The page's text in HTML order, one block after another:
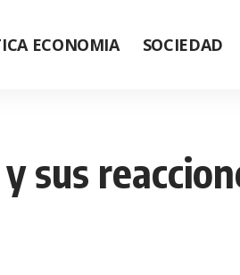
ECONOMIA SOCIEDAD
sus